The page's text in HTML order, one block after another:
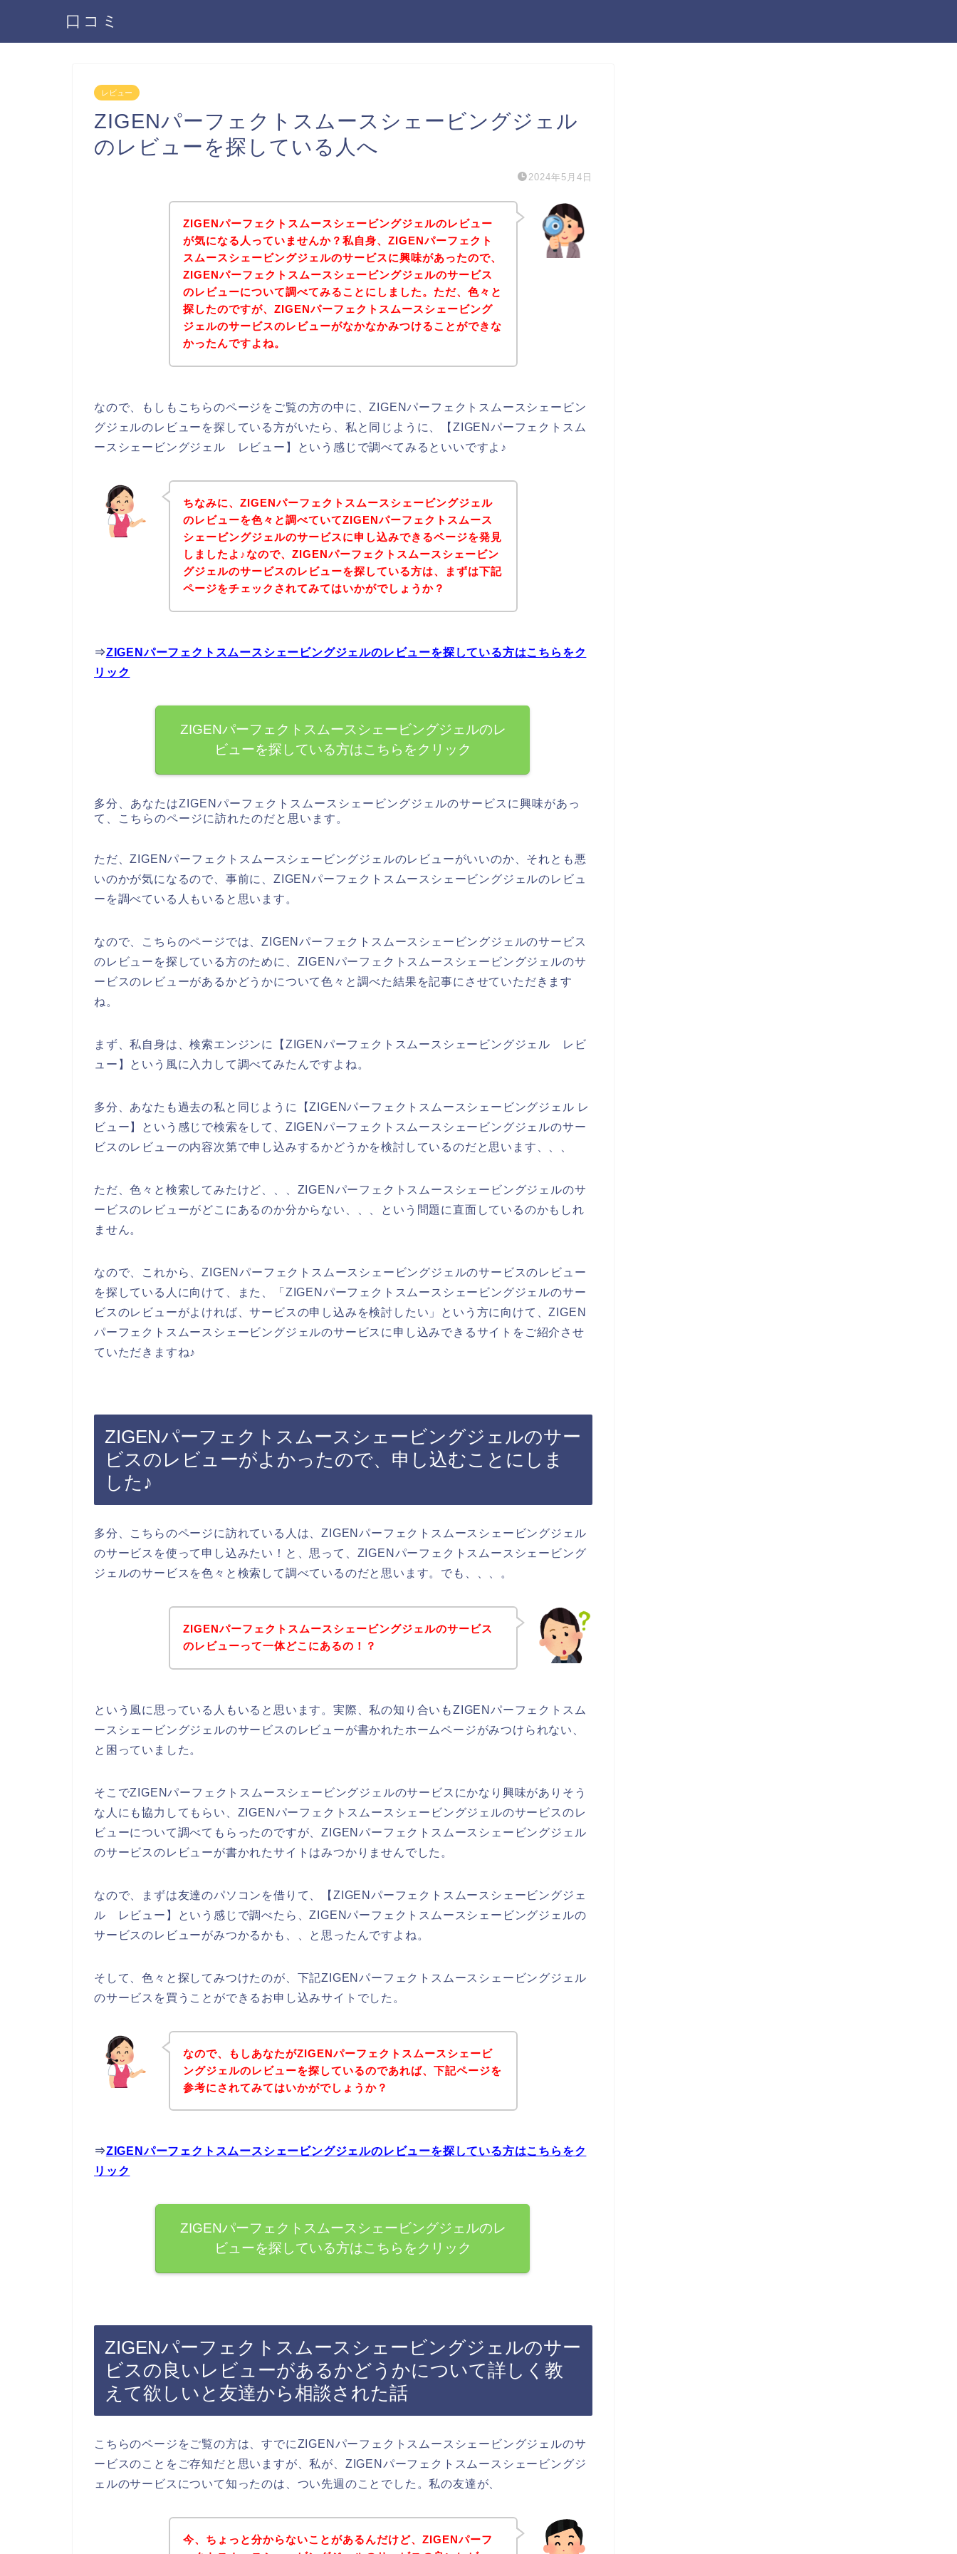
口コミ
レビュー
ZIGENパーフェクトスムースシェービングジェル
のレビューを探している人へ
2024年5月4日
ZIGENパーフェクトスムースシェービングジェルのレビュー
が気になる人っていませんか？私自身、ZIGENパーフェクト
スムースシェービングジェルのサービスに興味があったので、
ZIGENパーフェクトスムースシェービングジェルのサービス
のレビューについて調べてみることにしました。ただ、色々と
探したのですが、ZIGENパーフェクトスムースシェービング
ジェルのサービスのレビューがなかなかみつけることができな
かったんですよね。
なので、もしもこちらのページをご覧の方の中に、ZIGENパーフェクトスムースシェービン
グジェルのレビューを探している方がいたら、私と同じように、【ZIGENパーフェクトスム
ースシェービングジェル レビュー】という感じで調べてみるといいですよ♪
ちなみに、ZIGENパーフェクトスムースシェービングジェル
のレビューを色々と調べていてZIGENパーフェクトスムース
シェービングジェルのサービスに申し込みできるページを発見
しましたよ♪なので、ZIGENパーフェクトスムースシェービン
グジェルのサービスのレビューを探している方は、まずは下記
ページをチェックされてみてはいかがでしょうか？
⇒ZIGENパーフェクトスムースシェービングジェルのレビューを探している方はこちらをク
リック
ZIGENパーフェクトスムースシェービングジェルのレ
ビューを探している方はこちらをクリック
多分、あなたはZIGENパーフェクトスムースシェービングジェルのサービスに興味があっ
て、こちらのページに訪れたのだと思います。
ただ、ZIGENパーフェクトスムースシェービングジェルのレビューがいいのか、それとも悪
いのかが気になるので、事前に、ZIGENパーフェクトスムースシェービングジェルのレビュ
ーを調べている人もいると思います。
なので、こちらのページでは、ZIGENパーフェクトスムースシェービングジェルのサービス
のレビューを探している方のために、ZIGENパーフェクトスムースシェービングジェルのサ
ービスのレビューがあるかどうかについて色々と調べた結果を記事にさせていただきます
ね。
まず、私自身は、検索エンジンに【ZIGENパーフェクトスムースシェービングジェル レビ
ュー】という風に入力して調べてみたんですよね。
多分、あなたも過去の私と同じように【ZIGENパーフェクトスムースシェービングジェル レ
ビュー】という感じで検索をして、ZIGENパーフェクトスムースシェービングジェルのサー
ビスのレビューの内容次第で申し込みするかどうかを検討しているのだと思います、、、
ただ、色々と検索してみたけど、、、ZIGENパーフェクトスムースシェービングジェルのサ
ービスのレビューがどこにあるのか分からない、、、という問題に直面しているのかもしれ
ません。
なので、これから、ZIGENパーフェクトスムースシェービングジェルのサービスのレビュー
を探している人に向けて、また、「ZIGENパーフェクトスムースシェービングジェルのサー
ビスのレビューがよければ、サービスの申し込みを検討したい」という方に向けて、ZIGEN
パーフェクトスムースシェービングジェルのサービスに申し込みできるサイトをご紹介させ
ていただきますね♪
ZIGENパーフェクトスムースシェービングジェルのサー
ビスのレビューがよかったので、申し込むことにしま
した♪
多分、こちらのページに訪れている人は、ZIGENパーフェクトスムースシェービングジェル
のサービスを使って申し込みたい！と、思って、ZIGENパーフェクトスムースシェービング
ジェルのサービスを色々と検索して調べているのだと思います。でも、、、。
ZIGENパーフェクトスムースシェービングジェルのサービス
のレビューって一体どこにあるの！？
という風に思っている人もいると思います。実際、私の知り合いもZIGENパーフェクトスム
ースシェービングジェルのサービスのレビューが書かれたホームページがみつけられない、
と困っていました。
そこでZIGENパーフェクトスムースシェービングジェルのサービスにかなり興味がありそう
な人にも協力してもらい、ZIGENパーフェクトスムースシェービングジェルのサービスのレ
ビューについて調べてもらったのですが、ZIGENパーフェクトスムースシェービングジェル
のサービスのレビューが書かれたサイトはみつかりませんでした。
なので、まずは友達のパソコンを借りて、【ZIGENパーフェクトスムースシェービングジェ
ル レビュー】という感じで調べたら、ZIGENパーフェクトスムースシェービングジェルの
サービスのレビューがみつかるかも、、と思ったんですよね。
そして、色々と探してみつけたのが、下記ZIGENパーフェクトスムースシェービングジェル
のサービスを買うことができるお申し込みサイトでした。
なので、もしあなたがZIGENパーフェクトスムースシェービ
ングジェルのレビューを探しているのであれば、下記ページを
参考にされてみてはいかがでしょうか？
⇒ZIGENパーフェクトスムースシェービングジェルのレビューを探している方はこちらをク
リック
ZIGENパーフェクトスムースシェービングジェルのレ
ビューを探している方はこちらをクリック
ZIGENパーフェクトスムースシェービングジェルのサー
ビスの良いレビューがあるかどうかについて詳しく教
えて欲しいと友達から相談された話
こちらのページをご覧の方は、すでにZIGENパーフェクトスムースシェービングジェルのサ
ービスのことをご存知だと思いますが、私が、ZIGENパーフェクトスムースシェービングジ
ェルのサービスについて知ったのは、つい先週のことでした。私の友達が、
今、ちょっと分からないことがあるんだけど、ZIGENパーフ